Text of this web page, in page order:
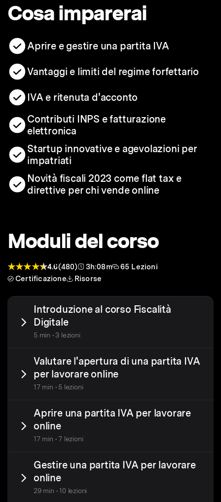
Cosa imparerai
Aprire e gestire una partita IVA
Vantaggi e limiti del regime forfettario
IVA e ritenuta d'acconto
Contributi INPS e fatturazione
elettronica
Startup innovative e agevolazioni per
impatriati
Novità fiscali 2023 come flat tax e
direttive per chi vende online
Moduli del corso
4.6(480) 3h:08m
65 Lezioni
Certificazione
Risorse
Introduzione al corso Fiscalità
Digitale
5 min • 3 lezioni
Valutare l'apertura di una partita IVA
per lavorare online
17 min • 5 lezioni
Aprire una partita IVA per lavorare
online
17 min • 7 lezioni
Gestire una partita IVA per lavorare
online
29 min • 10 lezioni